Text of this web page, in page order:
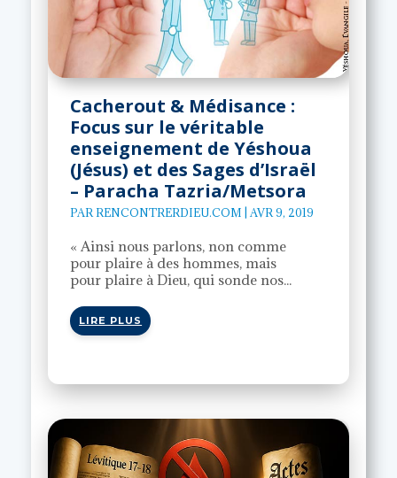
Cacherout & Médisance :
Focus sur le véritable
enseignement de Yéshoua
(Jésus) et des Sages d’Israël
– Paracha Tazria/Metsora
PAR RENCONTRERDIEU.COM AVR 9, 2019
« Ainsi nous parlons, non comme
pour plaire à des hommes, mais
pour plaire à Dieu, qui sonde nos...
LIRE PLUS